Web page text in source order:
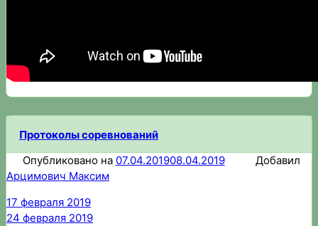
Протоколы соревнований
Опубликовано на 07.04.201908.04.2019
Добавил
Арцимович Максим
17 февраля 2019
24 февраля 2019